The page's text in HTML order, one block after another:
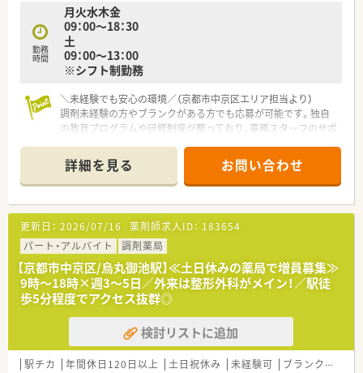
勤務
時間
月火水木金
09：00～18：30
土
09：00～13：00
※シフト制勤務
＼未経験でも安心の環境／（京都市中京区エリア担当より）
調剤未経験の方やブランクがある方でも応募が可能です。独自
の教育プログラムや研修制度が整っており、事務スタッフのサポ
＊------------------------------------------＊
【店舗情報と応需状況について】
■最寄り駅である烏丸御池駅からは徒歩5分という好立地にあ
り、毎日の通勤も非常に快適で無理なく通うことができます。
■整形外科やリウマチ科を中心に1日80枚から90枚の処方箋を
応需しており、幅広い知識を身につけることができる環境です。
■薬剤師3名と事務員数名が在籍し、薬剤師が投薬業務に集中で
きるように人員体制がしっかりと整えられている薬局です。
【募集背景と求める人物像について】
■新たな戦力としてご活躍いただける方を求めています。
■患者さま一人ひとりと丁寧に向き合い、薬剤師としての喜びと
責任を感じて仕事に取り組める方を歓迎します。
■調剤業務未経験の方や第二新卒の方も、教育プログラムがある
詳細を見る お問い合わせ
更新日： 2026/07/16 薬剤師求人ID： 183654
パート・アルバイト
調剤薬局
【京都市中京区/烏丸御池駅】≪土日休みの薬局で増員募集≫
9時～18時×週3～5日／外来は整形外科がメイン！／駅徒
歩5分程度でアクセス抜群◎
検討リストに追加
駅チカ 年間休日120日以上 土日祝休み 未経験可 ブランク可